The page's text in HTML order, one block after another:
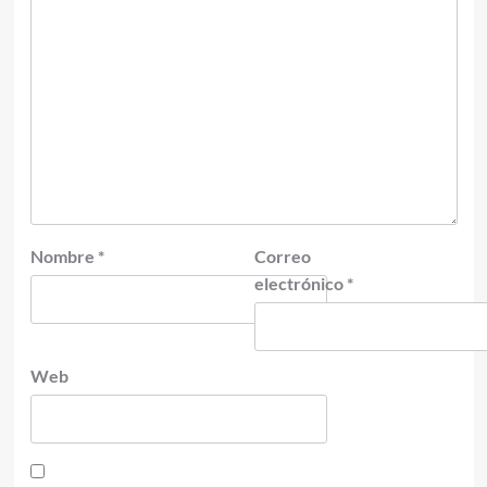
Nombre *
Correo
electrónico *
Web